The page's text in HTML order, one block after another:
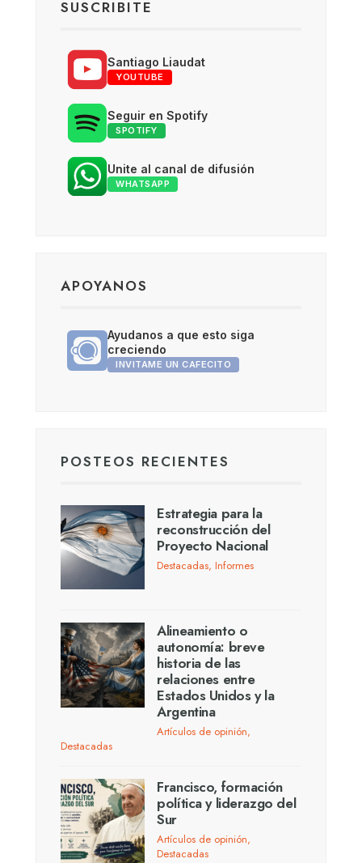
SUSCRIBITE
Santiago Liaudat
YOUTUBE
Seguir en Spotify
SPOTIFY
Unite al canal de difusión
WHATSAPP
APOYANOS
Ayudanos a que esto siga
creciendo
INVITAME UN CAFECITO
POSTEOS RECIENTES
Estrategia para la
reconstrucción del
Proyecto Nacional
Destacadas, Informes
Alineamiento o
autonomía: breve
historia de las
relaciones entre
Estados Unidos y la
Argentina
Artículos de opinión,
Destacadas
Francisco, formación
política y liderazgo del
Sur
Artículos de opinión,
Destacadas